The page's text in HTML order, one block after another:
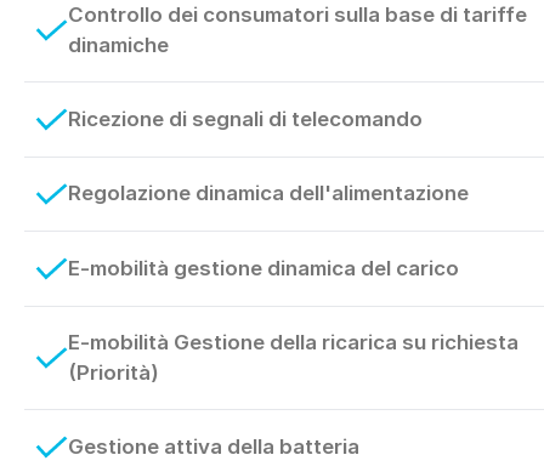
Controllo dei consumatori sulla base di tariffe
dinamiche
Ricezione di segnali di telecomando
Regolazione dinamica dell'alimentazione
E-mobilità gestione dinamica del carico
E-mobilità Gestione della ricarica su richiesta
(Priorità)
Gestione attiva della batteria